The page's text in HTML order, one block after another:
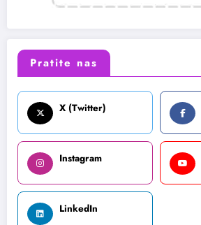
Pratite nas
X (Twitter)
Instagram
LinkedIn